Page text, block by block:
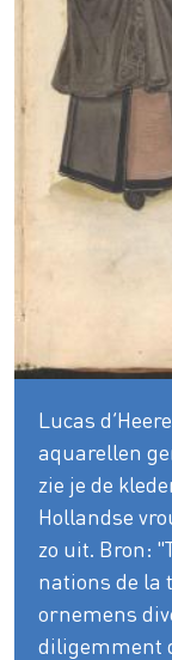
Lucas
aquarellen
zie je de
Hollandse
zo uit. Bron:
nations de la
ornemens
diligemment